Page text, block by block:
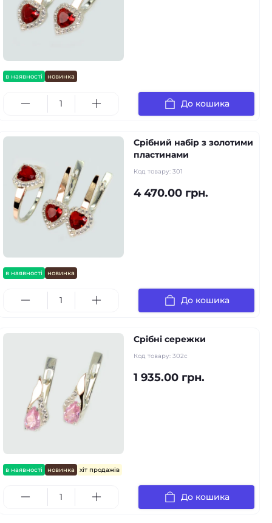
в наявності новинка
До кошика
в наявності новинка
Срібний набір з золотими
пластинами
Код товару: 301
4 470.00 грн.
До кошика
в наявності новинка хіт продажів
Срібні сережки
Код товару: 302с
1 935.00 грн.
До кошика